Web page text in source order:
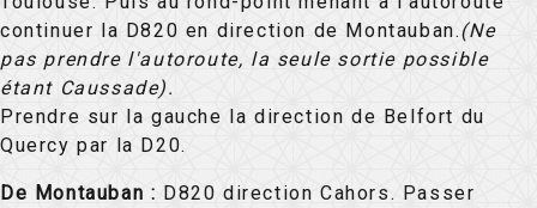
continuer la D820 en direction de Montauban.(Ne
pas prendre l'autoroute, la seule sortie possible
étant Caussade).
Prendre sur la gauche la direction de Belfort du
Quercy par la D20.
De Montauban : D820 direction Cahors. Passer